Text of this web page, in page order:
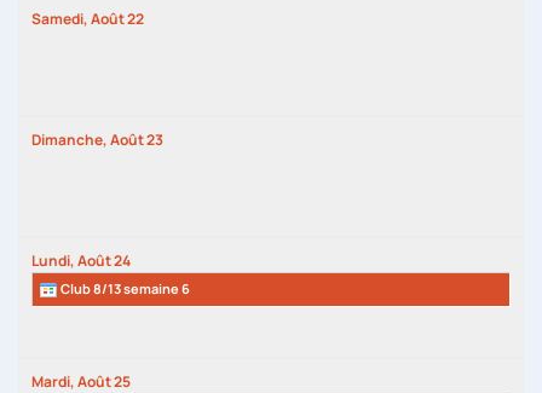
Samedi,Août22
Dimanche,Août23
Lundi,Août24
Club 8/13 semaine 6
Mardi,Août25